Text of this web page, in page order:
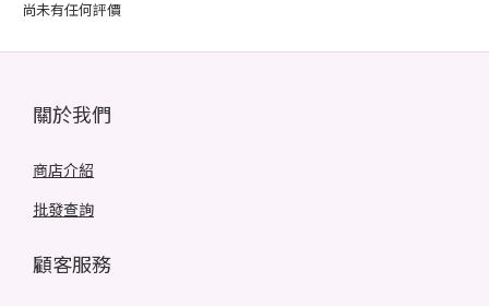
尚未有任何評價
關於我們
商店介紹
批發查詢
顧客服務